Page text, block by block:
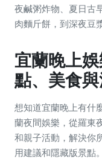
夜鹹粥炸物、夏日古
肉麵斤餅，到深夜豆
宜蘭晚上
點、美食
想知道宜蘭晚上有什
蘭夜間娛樂，從羅東
和親子活動，解決你
用建議和隱藏版景點。